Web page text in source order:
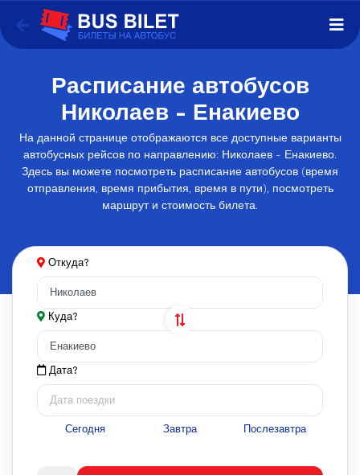
Расписание автобусов
Николаев - Енакиево
На данной странице отображаются все доступные варианты
автобусных рейсов по направлению: Николаев - Енакиево.
Здесь вы можете посмотреть расписание автобусов (время
отправления, время прибытия, время в пути), посмотреть
маршрут и стоимость билета.
Откуда?
Куда?
Дата?
Сегодня Завтра Послезавтра